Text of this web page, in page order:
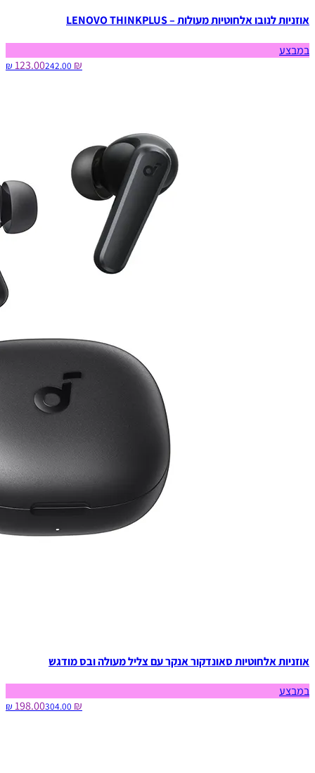
אוזניות לנובו אלחוטיות מעולות – LENOVO THINKPLUS
במבצע
₪ 123.00
242.00‏ ₪
אוזניות אלחוטיות סאונדקור אנקר עם צליל מעולה ובס מודגש
במבצע
₪ 198.00
304.00‏ ₪